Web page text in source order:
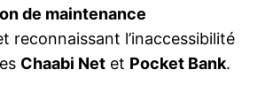
de maintenance
reconnaissant l’inaccessibilité
Chaabi Net et Pocket Bank.